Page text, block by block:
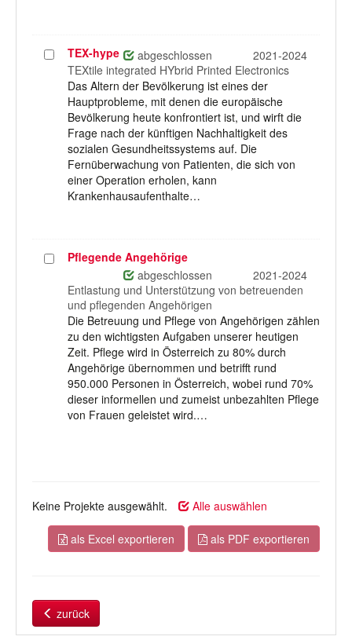
Projekt
auswählen
TEX-hype abgeschlossen
2021-2024
TEXtile integrated HYbrid Printed Electronics
Das Altern der Bevölkerung ist eines der
Hauptprobleme, mit denen die europäische
Bevölkerung heute konfrontiert ist, und wirft die
Frage nach der künftigen Nachhaltigkeit des
sozialen Gesundheitssystems auf. Die
Fernüberwachung von Patienten, die sich von
einer Operation erholen, kann
Krankenhausaufenthalte…
ProjektPflegende Angehörige
abgeschlossen
2021-2024
Entlastung und Unterstützung von betreuenden
und pflegenden Angehörigen
Die Betreuung und Pflege von Angehörigen zählen
zu den wichtigsten Aufgaben unserer heutigen
Zeit. Pflege wird in Österreich zu 80% durch
Angehörige übernommen und betrifft rund
950.000 Personen in Österreich, wobei rund 70%
dieser informellen und zumeist unbezahlten Pflege
von Frauen geleistet wird.…
Keine Projekte ausgewählt. Alle auswählen
als Excel exportieren als PDF exportieren
zurück